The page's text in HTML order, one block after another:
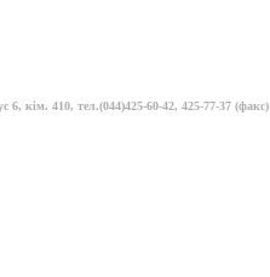
кім. 410, тел.(044)425-60-42, 425-77-37 (факс)